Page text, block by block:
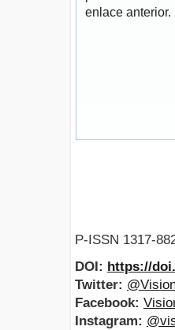
enlace anterior.
P-ISSN 1317-
DOI: https://
Twitter:
Facebook:
Instagram: